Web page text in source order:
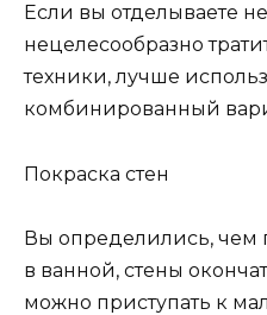
Если вы отделываете
нецелесообразно
техники, лучше
комбинированный
Покраска стен
Вы определились, чем
в ванной, стены
можно приступать к